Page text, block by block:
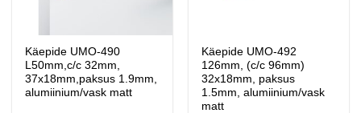
Käepide UMO-490
L50mm,c/c 32mm,
37x18mm,paksus 1.9mm,
alumiinium/vask matt
Käepide UMO-492
126mm, (c/c 96mm)
32x18mm, paksus
1.5mm, alumiinium/vask
matt